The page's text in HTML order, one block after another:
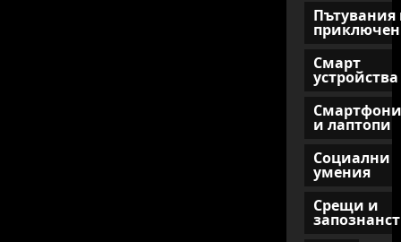
Пътувания
Смарт
устройства
Смартфони
и лаптопи
Социални
умения
Срещи и